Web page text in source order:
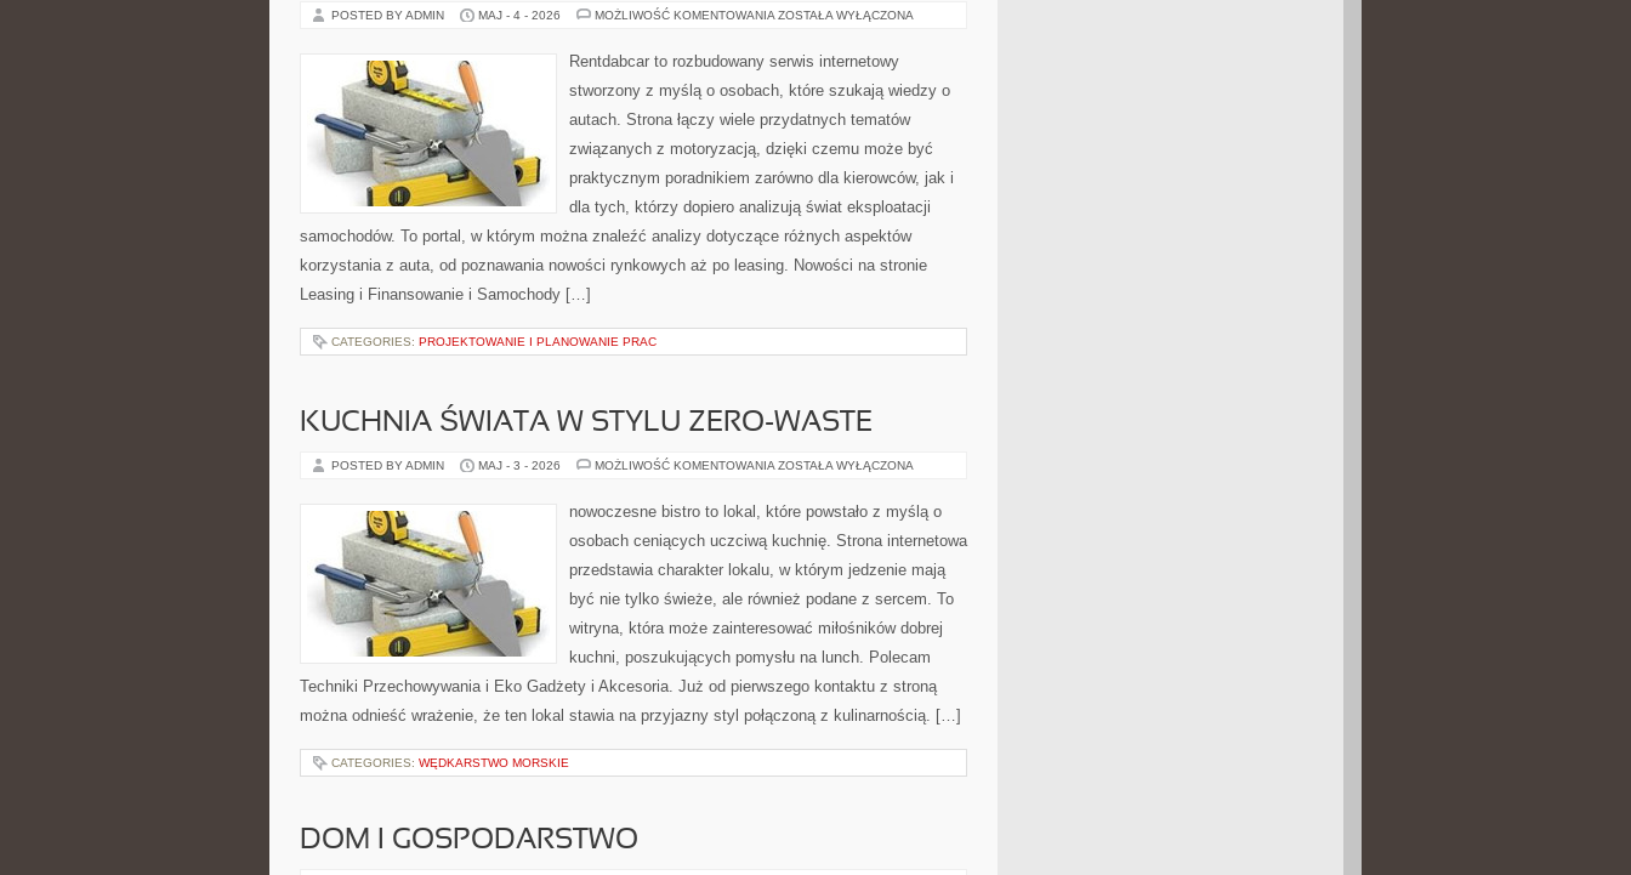
POSTED BY ADMIN MAJ - 4 - 2026 MOŻLIWOŚĆ KOMENTOWANIA PRZEPISY
ZOSTAŁA WYŁĄCZONA
Rentdabcar to rozbudowany serwis internetowy
stworzony z myślą o osobach, które szukają wiedzy o
autach. Strona łączy wiele przydatnych tematów
związanych z motoryzacją, dzięki czemu może być
praktycznym poradnikiem zarówno dla kierowców, jak i
dla tych, którzy dopiero analizują świat eksploatacji
samochodów. To portal, w którym można znaleźć analizy dotyczące różnych aspektów
korzystania z auta, od poznawania nowości rynkowych aż po leasing. Nowości na stronie
Leasing i Finansowanie i Samochody […]
CATEGORIES: PROJEKTOWANIE I PLANOWANIE PRAC
KUCHNIA ŚWIATA W STYLU ZERO-WASTE
POSTED BY ADMIN MAJ - 3 - 2026 MOŻLIWOŚĆ KOMENTOWANIA KUCHNIA
STYLU
ZERO-
ZOSTAŁA WYŁĄCZONA
nowoczesne bistro to lokal, które powstało z myślą o
osobach ceniących uczciwą kuchnię. Strona internetowa
przedstawia charakter lokalu, w którym jedzenie mają
być nie tylko świeże, ale również podane z sercem. To
witryna, która może zainteresować miłośników dobrej
kuchni, poszukujących pomysłu na lunch. Polecam
Techniki Przechowywania i Eko Gadżety i Akcesoria. Już od pierwszego kontaktu z stroną
można odnieść wrażenie, że ten lokal stawia na przyjazny styl połączoną z kulinarnością. […]
CATEGORIES: WĘDKARSTWO MORSKIE
DOM I GOSPODARSTWO